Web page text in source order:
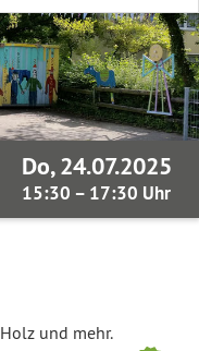
Do, 24.07.2025
15:30 – 17:30 Uhr
und mehr.